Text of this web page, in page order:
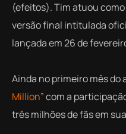
(efeitos). Tim atuou
versão final intitulada
lançada em 26 de
Ainda no primeiro mês do
Million” com a
três milhões de fãs em